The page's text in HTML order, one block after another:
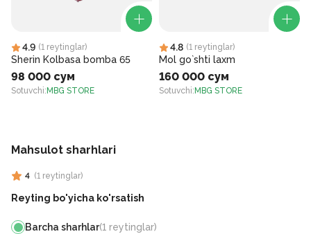
4.9 (1 reytinglar)
Sherin Kolbasa bomba 65
98 000 сум
Sotuvchi: MBG STORE
4.8 (1 reytinglar)
Mol go`shti laxm
160 000 сум
Sotuvchi: MBG STORE
Mahsulot sharhlari
4 (1 reytinglar)
Reyting bo'yicha ko'rsatish
Barcha sharhlar(1 reytinglar)